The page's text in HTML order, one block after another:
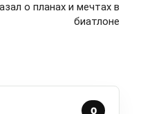
о планах и мечтах в
биатлоне
0